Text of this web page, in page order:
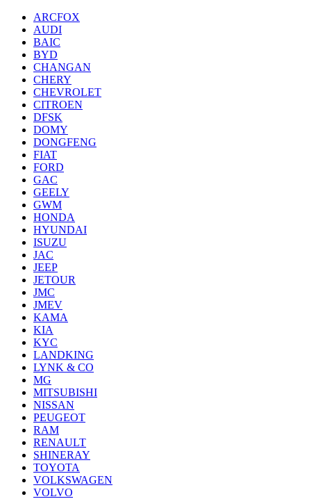
ARCFOX
AUDI
BAIC
BYD
CHANGAN
CHERY
CHEVROLET
CITROEN
DFSK
DOMY
DONGFENG
FIAT
FORD
GAC
GEELY
GWM
HONDA
HYUNDAI
ISUZU
JAC
JEEP
JETOUR
JMC
JMEV
KAMA
KIA
KYC
LANDKING
LYNK & CO
MG
MITSUBISHI
NISSAN
PEUGEOT
RAM
RENAULT
SHINERAY
TOYOTA
VOLKSWAGEN
VOLVO